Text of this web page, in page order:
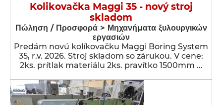
Kolikovačka Maggi 35 - nový stroj
skladom
Πώληση / Προσφορά > Μηχανήματα ξυλουργικών
εργασιών
Predám novú kolíkovačku Maggi Boring System
35, r.v. 2026. Stroj skladom so zárukou. V cene:
2ks. prítlak materiálu 2ks. pravítko 1500mm …